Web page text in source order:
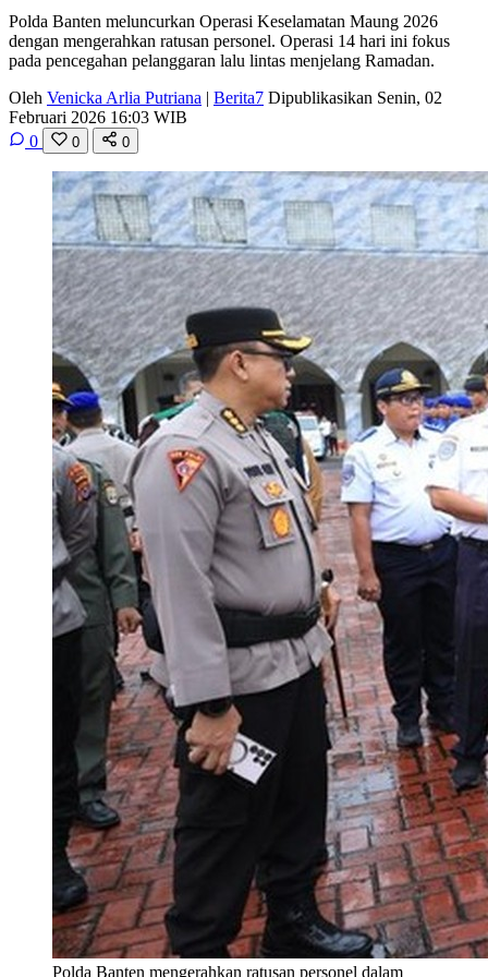
Polda Banten meluncurkan Operasi Keselamatan Maung 2026
dengan mengerahkan ratusan personel. Operasi 14 hari ini fokus
pada pencegahan pelanggaran lalu lintas menjelang Ramadan.
Oleh Venicka Arlia Putriana | Berita7 Dipublikasikan Senin, 02
Februari 2026 16:03 WIB
0
0 0
Polda Banten mengerahkan ratusan personel dalam